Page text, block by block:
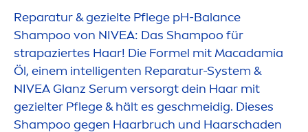
Reparatur & gezielte Pflege pH-Balance
Shampoo von NIVEA: Das Shampoo für
strapaziertes Haar! Die Formel mit Macadamia
Öl, einem intelligenten Reparatur-System &
NIVEA Glanz Serum versorgt dein Haar mit
gezielter Pflege & hält es geschmeidig. Dieses
Shampoo gegen Haarbruch und Haarschaden